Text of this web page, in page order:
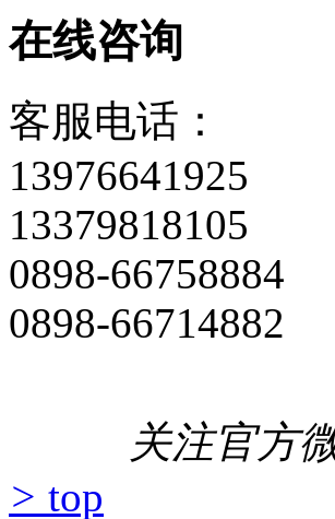
在线咨询
客服电话：
13976641925
13379818105
0898-66758884
0898-66714882
关注官方
> top